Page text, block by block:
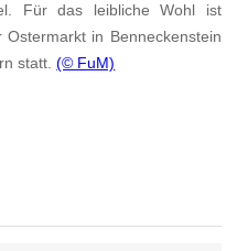
Für das leibliche Wohl ist
in Benneckenstein
statt.(© FuM)